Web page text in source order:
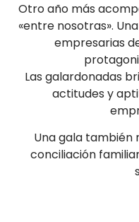
Otro año más
«entre nosotras».
empresarias
Las galardonadas
actitudes y
Una gala también
conciliación